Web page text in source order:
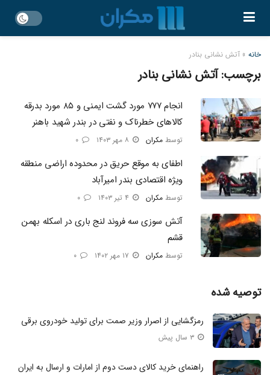
خانه » آتش نشانی بنادر
برچسب:آتش نشانی بنادر
انجام ۷۷۷ مورد گشت ایمنی و ۸۵ مورد بدرقه
کالاهای خطرناک و نفتی در بندر شهید باهنر
توسط مکران
اطفای به موقع حریق در محدوده اراضی منطقه
ویژه اقتصادی بندر امیرآباد
توسط مکران
آتش سوزی سه فروند لنج باری در اسکله بهمن
قشم
توسط مکران
توصیه شده
رمزگشایی از اصرار وزیر صمت برای تولید خودروی برقی
راهنمای خرید کالای دست دوم از امارات و ارسال به ایران